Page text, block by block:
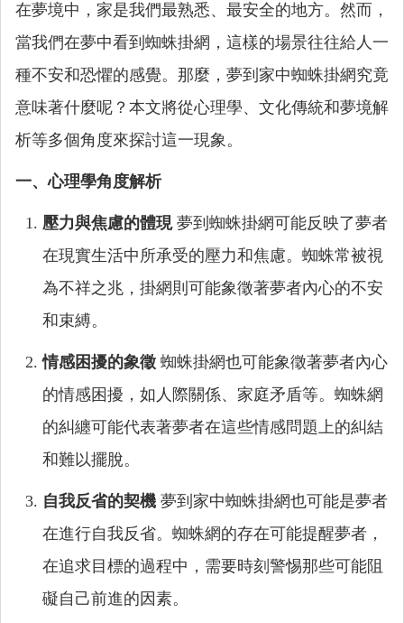
在夢境中，家是我們最熟悉、最安全的地方。然而，
當我們在夢中看到蜘蛛掛網，這樣的場景往往給人一
種不安和恐懼的感覺。那麼，夢到家中蜘蛛掛網究竟
意味著什麼呢？本文將從心理學、文化傳統和夢境解
析等多個角度來探討這一現象。
一、心理學角度解析
壓力與焦慮的體現夢到蜘蛛掛網可能反映了夢者
在現實生活中所承受的壓力和焦慮。蜘蛛常被視
為不祥之兆，掛網則可能象徵著夢者內心的不安
和束縛。
情感困擾的象徵 蜘蛛掛網也可能象徵著夢者內心
的情感困擾，如人際關係、家庭矛盾等。蜘蛛網
的糾纏可能代表著夢者在這些情感問題上的糾結
和難以擺脫。
自我反省的契機 夢到家中蜘蛛掛網也可能是夢者
在進行自我反省。蜘蛛網的存在可能提醒夢者，
在追求目標的過程中，需要時刻警惕那些可能阻
礙自己前進的因素。